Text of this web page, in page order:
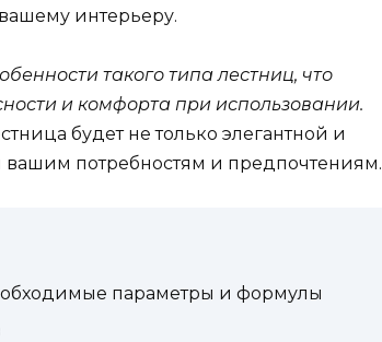
интерьеру.
такого типа лестниц, что
и комфорта при использовании.
будет не только элегантной и
вашим потребностям и предпочтениям.
параметры и формулы